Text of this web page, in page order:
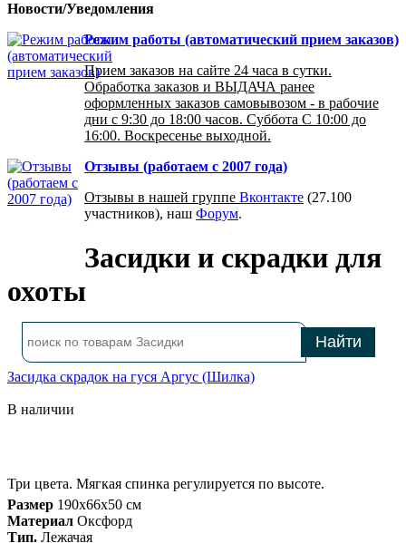
Новости/Уведомления
Режим работы (автоматический прием заказов)
Прием заказов на сайте 24 часа в сутки.
Обработка заказов и ВЫДАЧА ранее
оформленных заказов самовывозом - в рабочие
дни с 9:30 до 18:00 часов. Суббота С 10:00 до
16:00. Воскресенье выходной.
Отзывы (работаем с 2007 года)
Отзывы в нашей группе Вконтакте (27.100
участников), наш Форум.
Засидки и скрадки для
охоты
Засидка скрадок на гуся Аргус (Шилка)
В наличии
Три цвета. Мягкая спинка регулируется по высоте.
Размер 190х66х50 см
Материал Оксфорд
Тип. Лежачая